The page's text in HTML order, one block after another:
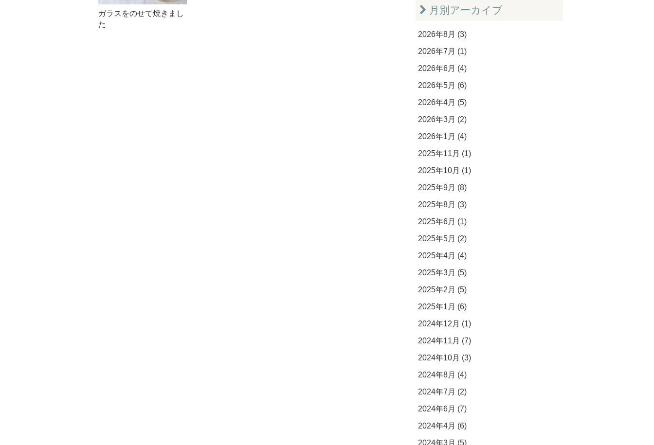
ガラスをのせて焼きまし
た
月別アーカイブ
2026年8月 (3)
2026年7月 (1)
2026年6月 (4)
2026年5月 (6)
2026年4月 (5)
2026年3月 (2)
2026年1月 (4)
2025年11月 (1)
2025年10月 (1)
2025年9月 (8)
2025年8月 (3)
2025年6月 (1)
2025年5月 (2)
2025年4月 (4)
2025年3月 (5)
2025年2月 (5)
2025年1月 (6)
2024年12月 (1)
2024年11月 (7)
2024年10月 (3)
2024年8月 (4)
2024年7月 (2)
2024年6月 (7)
2024年4月 (6)
2024年3月 (5)